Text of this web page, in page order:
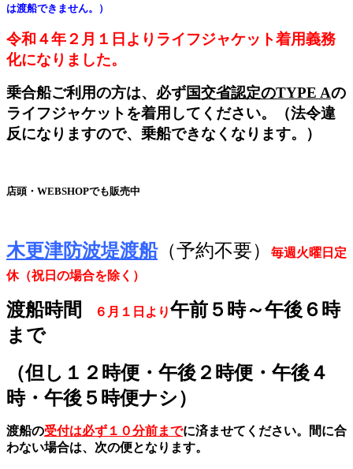
は渡船できません。）
令和４年２月１日よりライフジャケット着用義務
化になりました。
乗合船ご利用の方は、必ず国交省認定のTYPE Aの
ライフジャケットを着用してください。（法令違
反になりますので、乗船できなくなります。）
店頭・WEBSHOPでも販売中
木更津防波堤渡船（予約不要）
毎週火曜日定
休（祝日の場合を除く）
渡船時間 ６月１日より午前５時～午後６時
まで
（但し１２時便・午後２時便・午後４
時・午後５時便ナシ）
渡船の受付は必ず１０分前までに済ませてください。
間に合
わない場合は、次の便となります。